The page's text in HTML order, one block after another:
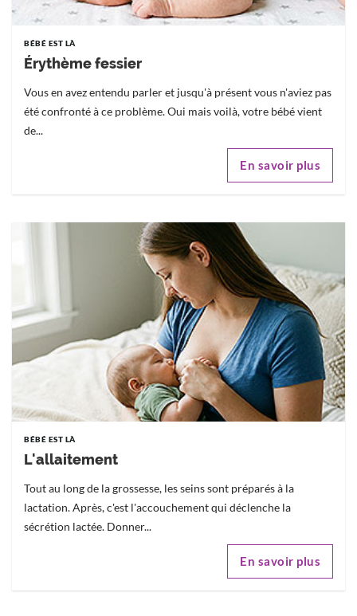
BÉBÉ EST LÀ
Érythème fessier
Vous en avez entendu parler et jusqu'à présent vous n'aviez pas
été confronté à ce problème. Oui mais voilà, votre bébé vient
de...
En savoir plus
BÉBÉ EST LÀ
L'allaitement
Tout au long de la grossesse, les seins sont préparés à la
lactation. Après, c'est l'accouchement qui déclenche la
sécrétion lactée. Donner...
En savoir plus